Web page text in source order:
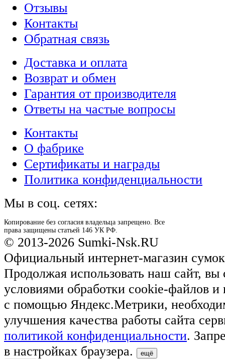
Отзывы
Контакты
Обратная связь
Доставка и оплата
Возврат и обмен
Гарантия от производителя
Ответы на частые вопросы
Контакты
О фабрике
Сертификаты и награды
Политика конфиденциальности
Мы в соц. сетях:
Копирование без согласия владельца запрещено. Все
права защищены статьей 146 УК РФ.
© 2013-2026 Sumki-Nsk.RU
Официальный интернет-магазин
Продолжая использовать наш сайт, вы
условиями обработки cookie-файлов и
с помощью Яндекс.Метрики,
улучшения качества работы сайта
политикой конфиденциальности.
в настройках браузера.
ещё